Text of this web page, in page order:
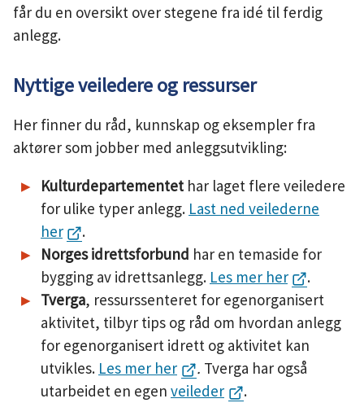
får du en oversikt over stegene fra idé til ferdig
anlegg.
Nyttige veiledere og ressurser
Her finner du råd, kunnskap og eksempler fra
aktører som jobber med anleggsutvikling:
Kulturdepartementet har laget flere veiledere
for ulike typer anlegg. Last ned veilederne
her
.
Norges idrettsforbund har en temaside for
bygging av idrettsanlegg. Les mer her
.
Tverga, ressurssenteret for egenorganisert
aktivitet, tilbyr tips og råd om hvordan anlegg
for egenorganisert idrett og aktivitet kan
utvikles. Les mer her . Tverga har også
utarbeidet en egen veileder
.